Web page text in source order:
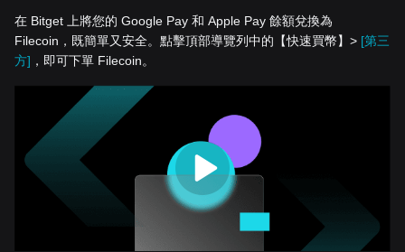
在 Bitget 上將您的 Google Pay 和 Apple Pay 餘額兌換為
Filecoin，既簡單又安全。點擊頂部導覽列中的【快速買幣】> [第三
方] ，即可下單 Filecoin。